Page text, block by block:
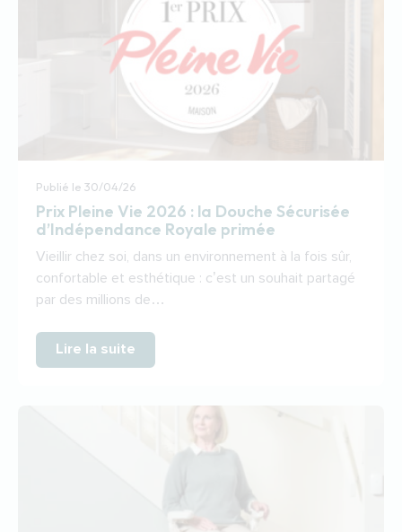
Publié le 30/04/26
Prix Pleine Vie 2026 : la Douche Sécurisée
d’Indépendance Royale primée
Vieillir chez soi, dans un environnement à la fois sûr,
confortable et esthétique : c’est un souhait partagé
par des millions de…
Lire la suite